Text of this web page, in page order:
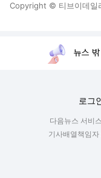
Copyright © 티브이데일
뉴스
로그
다음뉴스 서비
기사배열책임자